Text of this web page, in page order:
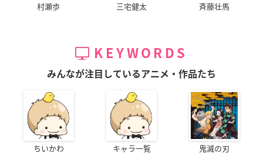
村瀬歩 三宅健太 斉藤壮馬
KEYWORDS
みんなが注目しているアニメ・作品たち
ちいかわ キャラ一覧 鬼滅の刃